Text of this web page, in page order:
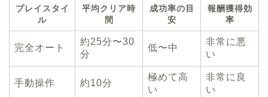
プレイスタイ
ル
平均クリア時
間
成功率の目
安
報酬獲得効
率
完全オート
約25分〜30
分
低〜中
非常に悪
い
手動操作 約10分
極めて高
い
非常に良
い